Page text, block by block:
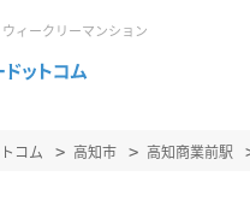
ィークリーマンション
コム 高知市 高知商業前駅